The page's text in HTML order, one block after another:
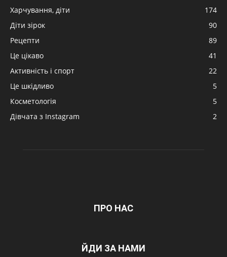
Харчування, діти
174
Діти зірок
90
Рецепти
89
Це цікаво
41
Активність і спорт
22
Це шкідливо
5
Косметологія
5
Дівчата з Instagram
2
ПРО НАС
ЙДИ ЗА НАМИ